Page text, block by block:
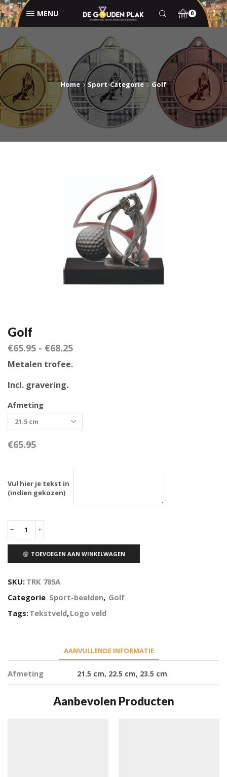
MENU 0
Home Sport-Categorie Golf
Golf
€65.95 - €68.25
Metalen trofee.
Incl. gravering.
Afmeting
€65.95
Vul hier je tekst in
(indien gekozen)
TOEVOEGEN AAN WINKELWAGEN
SKU: TRK 785A
Categorie Sport-beelden, Golf
Tags:Tekstveld,Logo veld
AANVULLENDE INFORMATIE
Afmeting 21.5 cm, 22.5 cm, 23.5 cm
Aanbevolen Producten